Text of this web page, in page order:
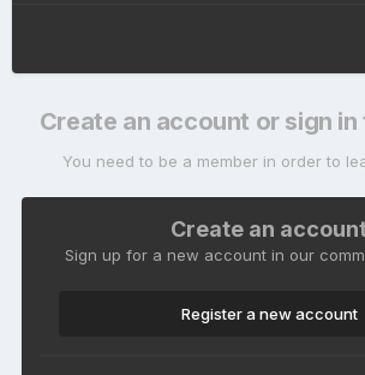
Create an account or sign
You need to be a member in order to
Create an
Sign up for a new account in our
Register a new account